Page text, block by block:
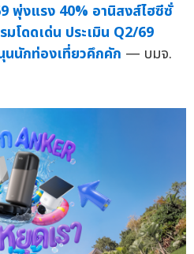
พุ่งแรง 40% อานิสงส์ไฮซีซั่
มโดดเด่น ประเมิน Q2/69
นนักท่องเที่ยวคึกคัก — บมจ.